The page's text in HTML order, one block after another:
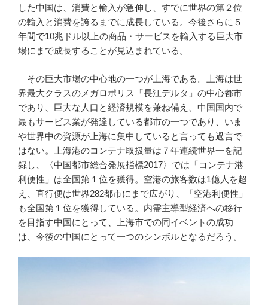
した中国は、消費と輸入が急伸し、すでに世界の第２位
の輸入と消費を誇るまでに成長している。今後さらに５
年間で10兆ドル以上の商品・サービスを輸入する巨大市
場にまで成長することが見込まれている。
その巨大市場の中心地の一つが上海である。上海は世
界最大クラスのメガロポリス「長江デルタ」の中心都市
であり、巨大な人口と経済規模を兼ね備え、中国国内で
最もサービス業が発達している都市の一つであり、いま
や世界中の資源が上海に集中していると言っても過言で
はない。上海港のコンテナ取扱量は７年連続世界一を記
録し、〈中国都市総合発展指標2017〉では「コンテナ港
利便性」は全国第１位を獲得。空港の旅客数は1億人を超
え、直行便は世界282都市にまで広がり、「空港利便性」
も全国第１位を獲得している。内需主導型経済への移行
を目指す中国にとって、上海市での同イベントの成功
は、今後の中国にとって一つのシンボルとなるだろう。